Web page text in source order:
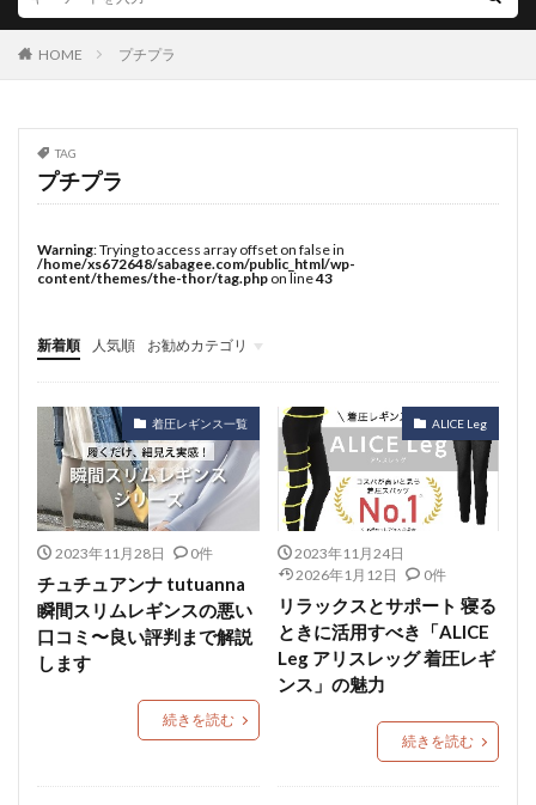
HOME プチプラ
TAG
プチプラ
Warning: Trying to access array offset on false in
/home/xs672648/sabagee.com/public_html/wp-
content/themes/the-thor/tag.php on line43
新着順 人気順
お勧めカテゴリ
メニュー1
着圧レギンス一覧
2023年11月28日 0件
チュチュアンナ tutuanna
瞬間スリムレギンスの悪い
口コミ〜良い評判まで解説
します
続きを読む
ALICE Leg
2023年11月24日
2026年1月12日
0件
リラックスとサポート 寝る
ときに活用すべき「ALICE
Leg アリスレッグ 着圧レギ
ンス」の魅力
続きを読む